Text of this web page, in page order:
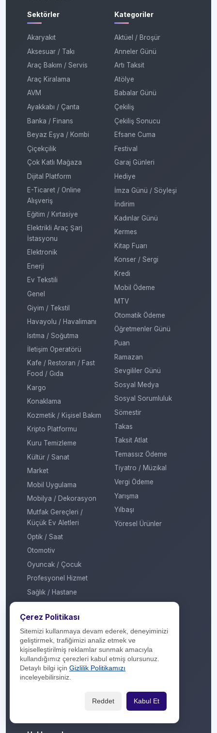
Sektörler
Akaryakıt
Aksesuar / Takı
Araç Bakım / Servis
Araç Kiralama
AVM
Ayakkabı / Çanta
Banka / Finans
Beyaz Eşya / Kombi
Çiçekçilik
Çok Katlı Mağaza
Dijital Platform
E-Ticaret / Online
Alışveriş
Eğitim / Kırtasiye
Elektrikli Araç Şarj
İstasyonu
Elektronik
Enerji
Ev Tekstili
Genel
Giyim / Tekstil
Havayolu / Havalimanı
Isıtma / Soğutma
İletişim Operatörü
Kafe / Restoran / Fast
Food / Gıda
Kargo
Konaklama
Kozmetik / Kişisel Bakım
Kripto Platformu
Kuru Temizleme
Kültür / Sanat
Market
Mobil Uygulama
Mobilya / Dekorasyon
Mutfak Gereçleri /
Küçük Ev Aletleri
Optik / Saat
Otomotiv
Oyuncak / Çocuk
Profesyonel Hizmet
Sağlık / Hastane
Spor Giyim
Spor Merkezi
Tasarım
Turizm / Seyahat
Ulaşım
Kategoriler
Aktüel / Broşür
Anneler Günü
Artı Taksit
Atölye
Babalar Günü
Çekiliş
Çekiliş Sonucu
Efsane Cuma
Festival
Garaj Günleri
Hediye
İmza Günü / Söyleşi
İndirim
Kadınlar Günü
Kermes
Kitap Fuarı
Konser / Sergi
Kredi
Mobil Ödeme
MTV
Otomatik Ödeme
Öğretmenler Günü
Puan
Ramazan
Sevgililer Günü
Sosyal Medya
Sosyal Sorumluluk
Sömestir
Takas
Taksit Atlat
Temassız Ödeme
Tiyatro / Müzikal
Vergi Ödeme
Yarışma
Yılbaşı
Yöresel Ürünler
Çerez Politikası
Sitemizi kullanmaya devam ederek, deneyiminizi
geliştirmek, trafiğimizi analiz etmek ve
kişiselleştirilmiş reklamlar sunmak amacıyla
kullandığımız çerezleri kabul etmiş olursunuz.
Detaylı bilgi için Gizlilik Politikamızı
inceleyebilirsiniz.
Reddet Kabul Et